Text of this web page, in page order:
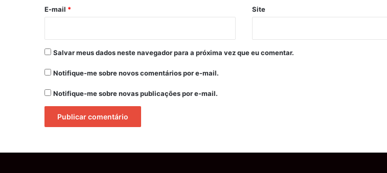
*
E-mail * Site
Salvar meus dados neste navegador para a próxima vez que eu comentar.
Notifique-me sobre novos comentários por e-mail.
Notifique-me sobre novas publicações por e-mail.